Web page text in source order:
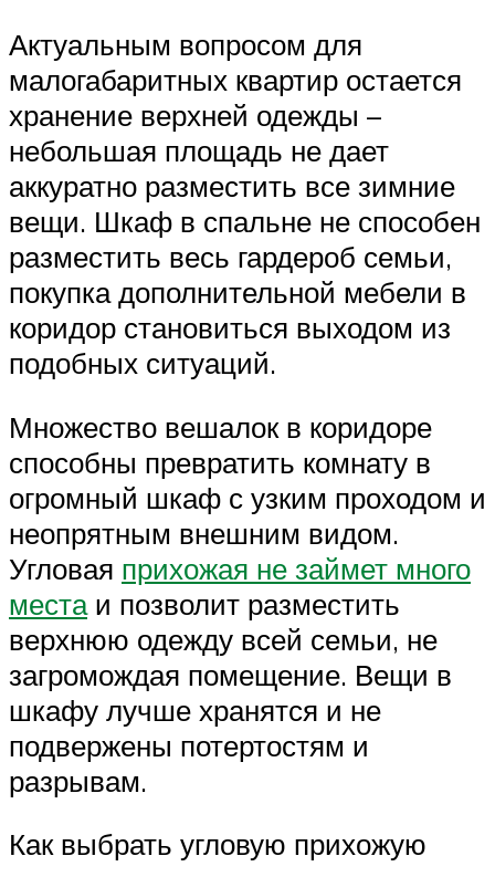
Актуальным вопросом для
малогабаритных квартир остается
хранение верхней одежды –
небольшая площадь не дает
аккуратно разместить все зимние
вещи. Шкаф в спальне не способен
разместить весь гардероб семьи,
покупка дополнительной мебели в
коридор становиться выходом из
подобных ситуаций.
Множество вешалок в коридоре
способны превратить комнату в
огромный шкаф с узким проходом и
неопрятным внешним видом.
Угловая прихожая не займет много
местаи позволит разместить
верхнюю одежду всей семьи, не
загромождая помещение. Вещи в
шкафу лучше хранятся и не
подвержены потертостям и
разрывам.
Как выбрать угловую прихожую